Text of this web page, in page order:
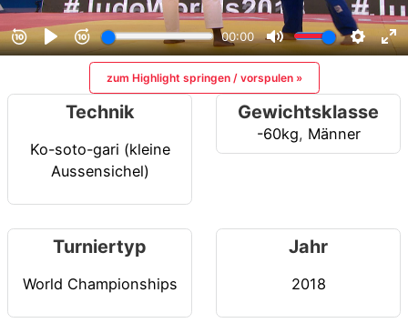
zum Highlight springen / vorspulen »
Technik
Ko-soto-gari (kleine
Aussensichel)
Gewichtsklasse
-60kg, Männer
Turniertyp
World Championships
Jahr
2018